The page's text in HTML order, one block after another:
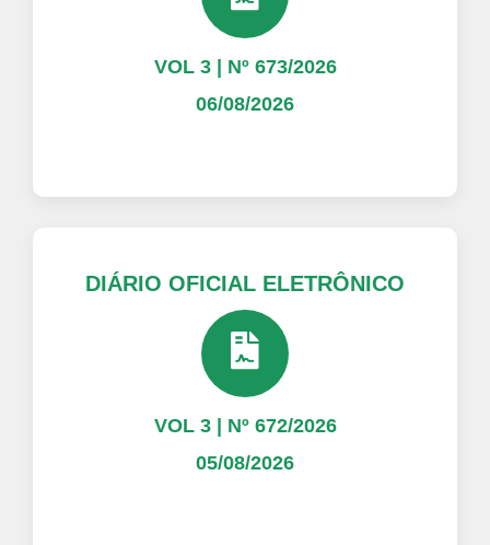
VOL 3 | Nº 673/2026
06/08/2026
DIÁRIO OFICIAL ELETRÔNICO
VOL 3 | Nº 672/2026
05/08/2026